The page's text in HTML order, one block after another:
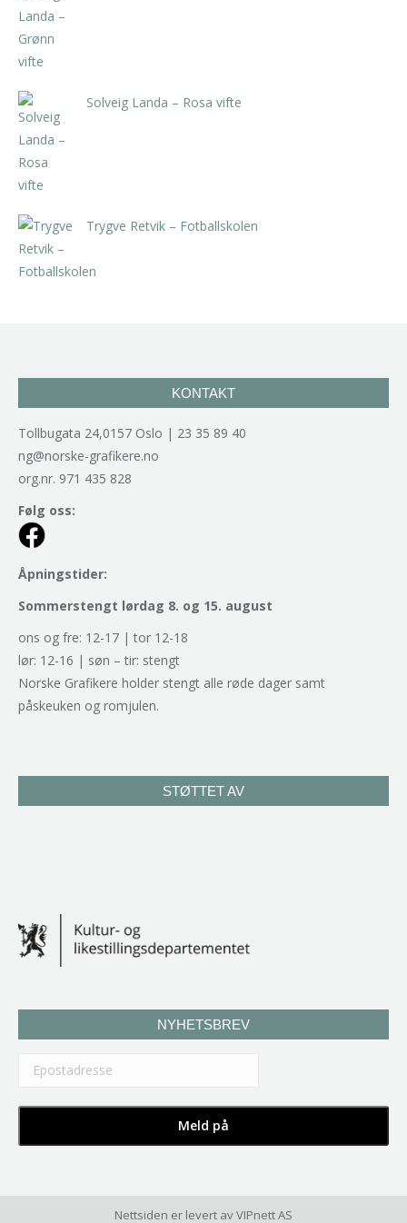
Solveig Landa – Rosa vifte
Trygve Retvik – Fotballskolen
KONTAKT
Tollbugata 24,0157 Oslo | 23 35 89 40
ng@norske-grafikere.no
org.nr. 971 435 828
Følg oss:
Åpningstider:
Sommerstengt lørdag 8. og 15. august
ons og fre: 12-17 | tor 12-18
lør: 12-16 | søn – tir: stengt
Norske Grafikere holder stengt alle røde dager samt
påskeuken og romjulen.
STØTTET AV
NYHETSBREV
Nettsiden er levert avVIPnett AS